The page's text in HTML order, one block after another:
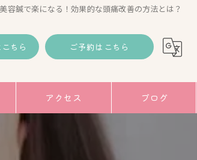
容鍼で楽になる！効果的な頭痛改善の方法とは？
ちら ご予約はこちら
アクセス ブログ